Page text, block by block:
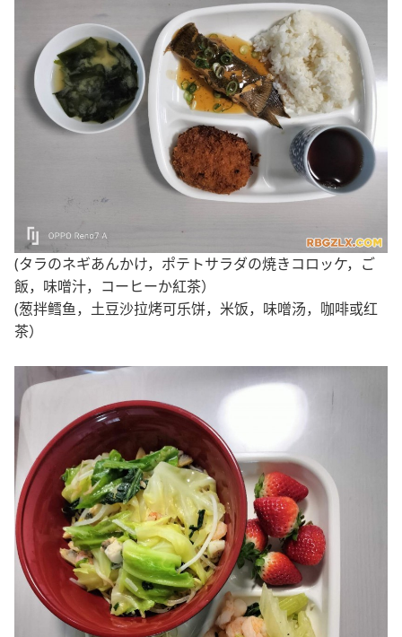
(タラのネギあんかけ，ポテトサラダの焼きコロッケ，ご
飯，味噌汁，コーヒーか紅茶）
(葱拌鳕鱼，土豆沙拉烤可乐饼，米饭，味噌汤，咖啡或红
茶）